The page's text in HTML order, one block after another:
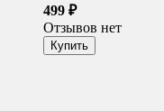
499 ₽
Отзывов нет